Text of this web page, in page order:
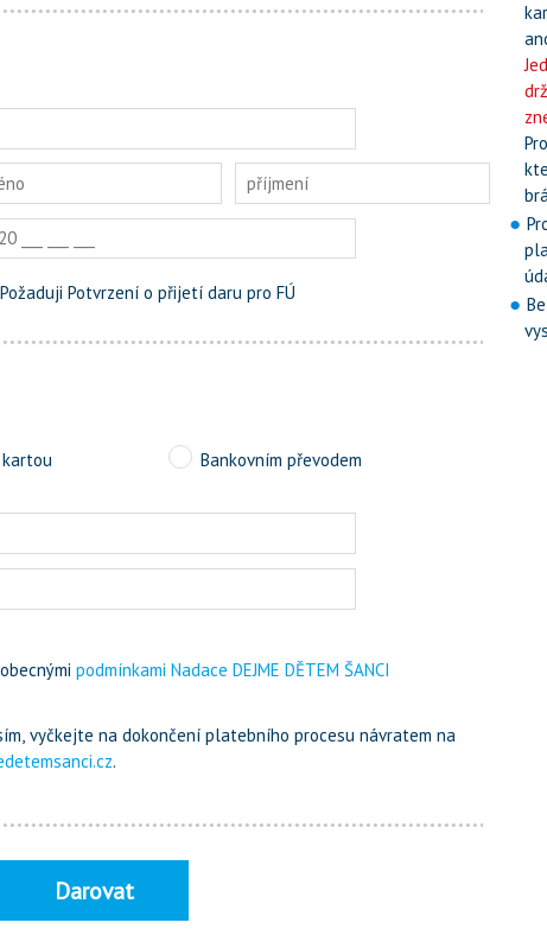
Požaduji Potvrzení o přijetí daru pro FÚ
Bankovním převodem
podmínkami Nadace DEJME DĚTEM ŠANCI
vyčkejte na dokončení platebního procesu návratem na
.
Darovat